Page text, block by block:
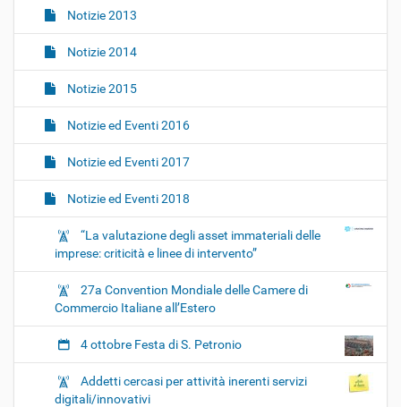
Notizie 2013
Notizie 2014
Notizie 2015
Notizie ed Eventi 2016
Notizie ed Eventi 2017
Notizie ed Eventi 2018
“La valutazione degli asset immateriali delle
imprese: criticità e linee di intervento”
27a Convention Mondiale delle Camere di
Commercio Italiane all’Estero
4 ottobre Festa di S. Petronio
Addetti cercasi per attività inerenti servizi
digitali/innovativi